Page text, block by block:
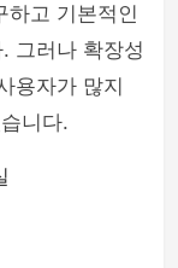
하고 기본적인
그러나 확장성
용자가 많지
니다.